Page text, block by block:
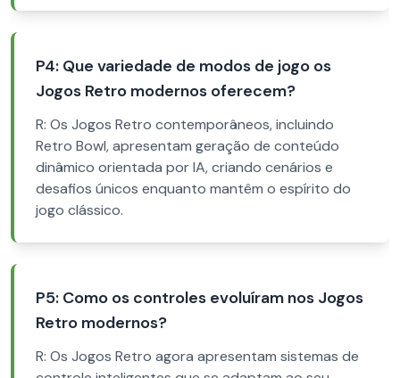
P4: Que variedade de modos de jogo os
Jogos Retro modernos oferecem?
R: Os Jogos Retro contemporâneos, incluindo
Retro Bowl, apresentam geração de conteúdo
dinâmico orientada por IA, criando cenários e
desafios únicos enquanto mantêm o espírito do
jogo clássico.
P5: Como os controles evoluíram nos Jogos
Retro modernos?
R: Os Jogos Retro agora apresentam sistemas de